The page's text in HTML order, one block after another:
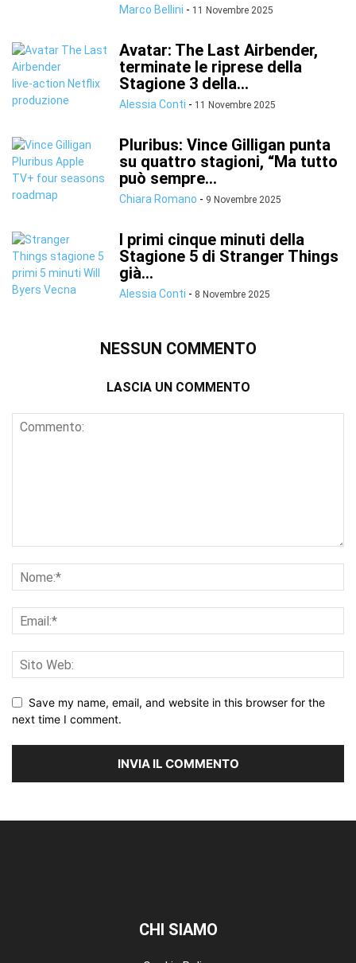
Marco Bellini - 11 Novembre 2025
Avatar: The Last Airbender,
terminate le riprese della
Stagione 3 della...
Alessia Conti - 11 Novembre 2025
Pluribus: Vince Gilligan punta
su quattro stagioni, “Ma tutto
può sempre...
Chiara Romano - 9 Novembre 2025
I primi cinque minuti della
Stagione 5 di Stranger Things
già...
Alessia Conti - 8 Novembre 2025
NESSUN COMMENTO
LASCIA UN COMMENTO
Save my name, email, and website in this browser for the
next time I comment.
CHI SIAMO